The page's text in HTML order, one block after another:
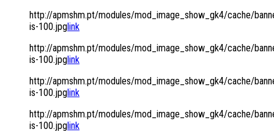
http://apmshm.pt/modules/mod_image_show_gk4/cache/
is-100.jpglink
http://apmshm.pt/modules/mod_image_show_gk4/cache/
is-100.jpglink
http://apmshm.pt/modules/mod_image_show_gk4/cache/
is-100.jpglink
http://apmshm.pt/modules/mod_image_show_gk4/cache/
is-100.jpglink